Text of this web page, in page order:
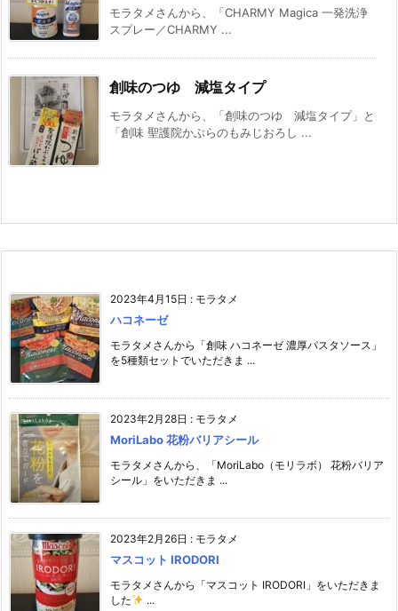
モラタメさんから、「CHARMY Magica 一発洗浄
スプレー／CHARMY ...
創味のつゆ 減塩タイプ
モラタメさんから、「創味のつゆ 減塩タイプ」と
「創味 聖護院かぶらのもみじおろし ...
2023年4月15日 : モラタメ
ハコネーゼ
モラタメさんから「創味 ハコネーゼ 濃厚パスタソース」
を5種類セットでいただきま ...
2023年2月28日 : モラタメ
MoriLabo 花粉バリアシール
モラタメさんから、「MoriLabo（モリラボ） 花粉バリア
シール」をいただきま ...
2023年2月26日 : モラタメ
マスコット IRODORI
モラタメさんから「マスコット IRODORI」をいただきま
した
...